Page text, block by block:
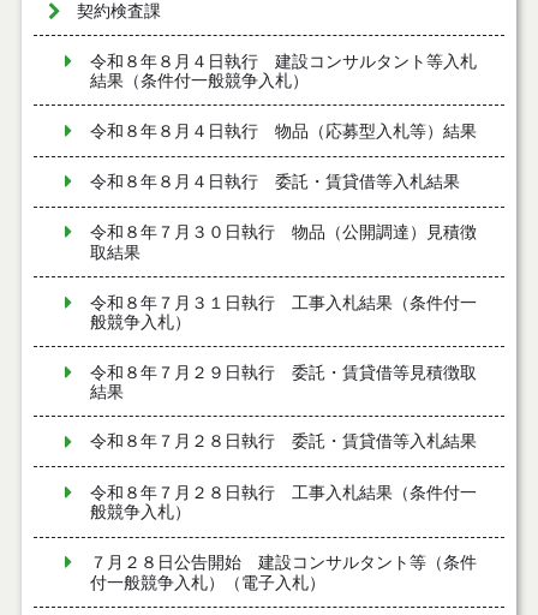
契約検査課
令和８年８月４日執行 建設コンサルタント等入札
結果（条件付一般競争入札）
令和８年８月４日執行 物品（応募型入札等）結果
令和８年８月４日執行 委託・賃貸借等入札結果
令和８年７月３０日執行 物品（公開調達）見積徴
取結果
令和８年７月３１日執行 工事入札結果（条件付一
般競争入札）
令和８年７月２９日執行 委託・賃貸借等見積徴取
結果
令和８年７月２８日執行 委託・賃貸借等入札結果
令和８年７月２８日執行 工事入札結果（条件付一
般競争入札）
７月２８日公告開始 建設コンサルタント等（条件
付一般競争入札）（電子入札）